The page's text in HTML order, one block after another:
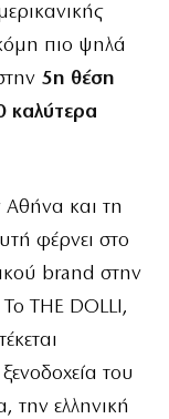
πιο ψηλά
5η θέση
καλύτερα
και τη
φέρνει στο
brand στην
THE DOLLI,
του
την ελληνική